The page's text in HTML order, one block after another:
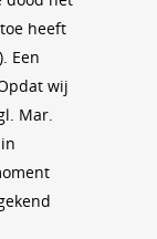
heeft
Een
wij
Mar.